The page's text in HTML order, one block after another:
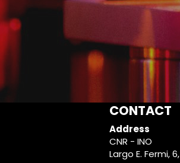
CONTACT
Address
CNR - INO
Largo E. Fermi, 6,